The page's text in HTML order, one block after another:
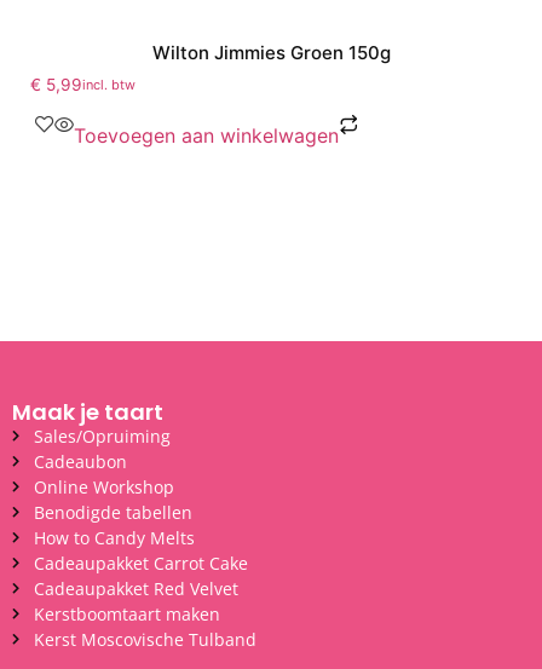
Wilton Jimmies Groen 150g
€ 5,99incl. btw
Toevoegen aan winkelwagen
Maak je taart
Sales/Opruiming
Cadeaubon
Online Workshop
Benodigde tabellen
How to Candy Melts
Cadeaupakket Carrot Cake
Cadeaupakket Red Velvet
Kerstboomtaart maken
Kerst Moscovische Tulband